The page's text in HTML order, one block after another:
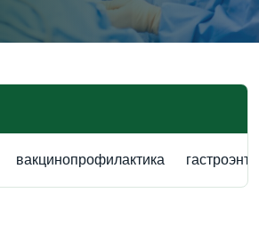
вакцинопрофилактика